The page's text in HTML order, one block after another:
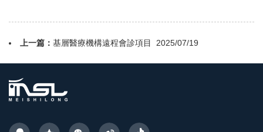
上一篇： 基層醫療機構遠程會診項目 2025/07/19